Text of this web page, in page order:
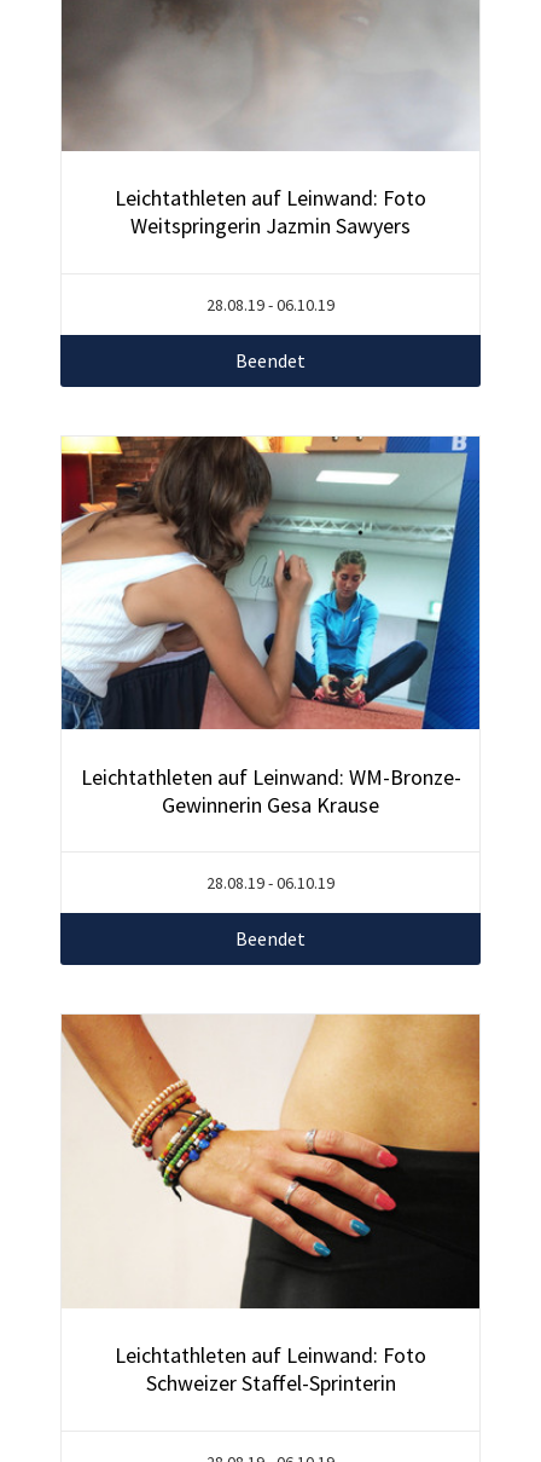
Leichtathleten auf Leinwand: Foto
Weitspringerin Jazmin Sawyers
28.08.19 - 06.10.19
Beendet
Leichtathleten auf Leinwand: WM-Bronze-
Gewinnerin Gesa Krause
28.08.19 - 06.10.19
Beendet
Leichtathleten auf Leinwand: Foto
Schweizer Staffel-Sprinterin